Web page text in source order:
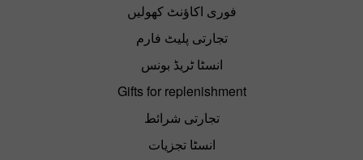
فوری اکاؤنٹ کھولیں
تجارتی پلیٹ فارم
انسٹا ٹریڈ بونس
Gifts for replenishment
تجارتی شرائط
انسٹا تجزیات